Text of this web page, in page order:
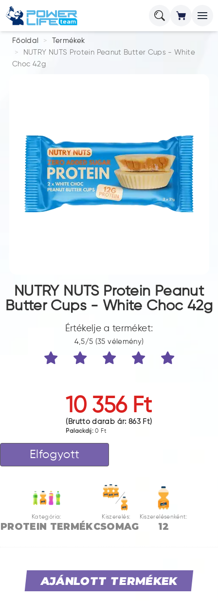
Főoldal
Termékek
NUTRY NUTS Protein Peanut Butter Cups - White
Choc 42g
NUTRY NUTS Protein Peanut
Butter Cups - White Choc 42g
Értékelje a terméket:
4,5/5 (35 vélemény)
10 356 Ft
(Bruttó darab ár: 863 Ft)
Palackdíj:0 Ft
Elfogyott
Kategória:
PROTEIN TERMÉK
Kiszerelés:
CSOMAG
Kiszerelésenként:
12
AJÁNLOTT TERMÉKEK